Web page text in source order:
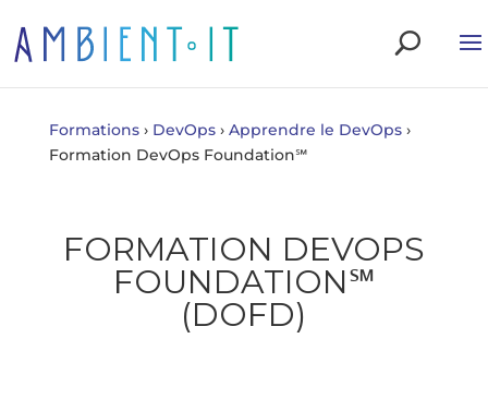
Formations › DevOps › Apprendre le DevOps ›
Formation DevOps Foundation℠
FORMATION DEVOPS
FOUNDATION℠
(DOFD)